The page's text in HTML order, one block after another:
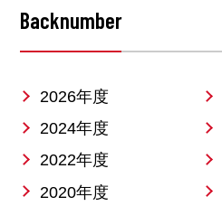
Backnumber
2026年度
2024年度
2022年度
2020年度